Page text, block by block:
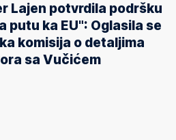
Lajen potvrdila podršku
putu ka EU": Oglasila se
komisija o detaljima
sa Vučićem